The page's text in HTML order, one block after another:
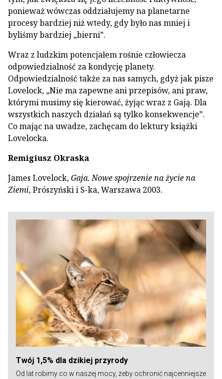
ponieważ wówczas oddziałujemy na planetarne
procesy bardziej niż wtedy, gdy było nas mniej i
byliśmy bardziej „bierni”.
Wraz z ludzkim potencjałem rośnie człowiecza
odpowiedzialność za kondycję planety.
Odpowiedzialność także za nas samych, gdyż jak pisze
Lovelock, „Nie ma zapewne ani przepisów, ani praw,
którymi musimy się kierować, żyjąc wraz z Gają. Dla
wszystkich naszych działań są tylko konsekwencje”.
Co mając na uwadze, zachęcam do lektury książki
Lovelocka.
Remigiusz Okraska
James Lovelock,Gaja. Nowe spojrzenie na życie na
Ziemi, Prószyński i S-ka, Warszawa 2003.
Twój 1,5% dla dzikiej przyrody
Od lat robimy co w naszej mocy, żeby ochronić najcenniejsze